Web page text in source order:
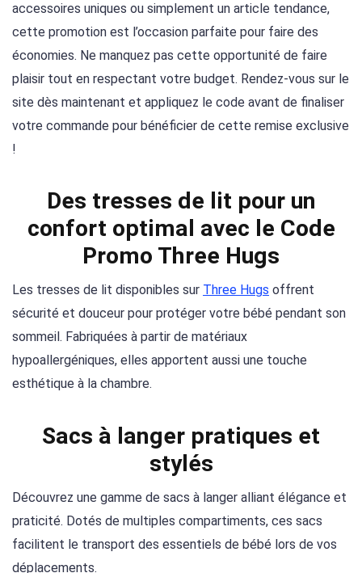
accessoires uniques ou simplement un article tendance,
cette promotion est l’occasion parfaite pour faire des
économies. Ne manquez pas cette opportunité de faire
plaisir tout en respectant votre budget. Rendez-vous sur le
site dès maintenant et appliquez le code avant de finaliser
votre commande pour bénéficier de cette remise exclusive
!
Des tresses de lit pour un
confort optimal avec le Code
Promo Three Hugs
Les tresses de lit disponibles sur Three Hugs offrent
sécurité et douceur pour protéger votre bébé pendant son
sommeil. Fabriquées à partir de matériaux
hypoallergéniques, elles apportent aussi une touche
esthétique à la chambre.
Sacs à langer pratiques et
stylés
Découvrez une gamme de sacs à langer alliant élégance et
praticité. Dotés de multiples compartiments, ces sacs
facilitent le transport des essentiels de bébé lors de vos
déplacements.